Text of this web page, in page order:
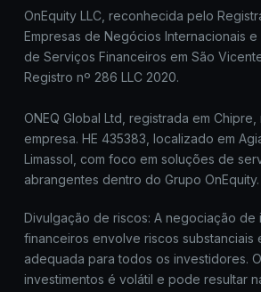
OnEquity LLC, reconhecida pelo
Empresas de Negócios Internacionais
de Serviços Financeiros em São
Registro nº 286 LLC 2020.
ONEQ Global Ltd, registrada em
empresa. HE 435383, localizado em
Limassol, com foco em soluções de
abrangentes dentro do Grupo OnEquity.
Divulgação de riscos: A negociação de
financeiros envolve riscos substanciais
adequada para todos os investidores.
investimentos é volátil e pode resultar